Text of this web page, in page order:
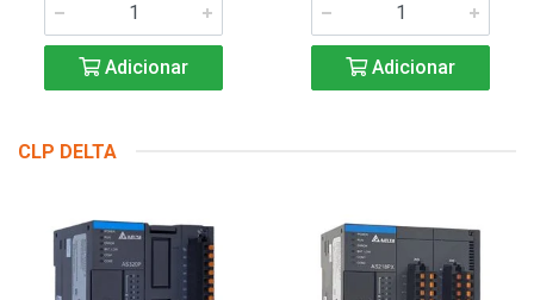
Adicionar Adicionar
CLP DELTA